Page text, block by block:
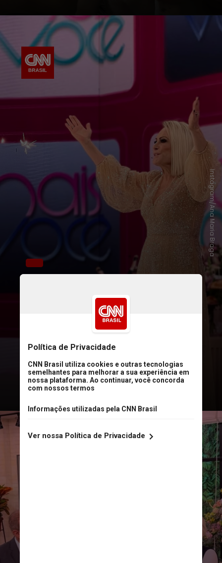
Na competição, com estreia
de 2025, 24 participantes, entre
chefs profissionaise
enfrentarão diferentes desafios na
cozinha
Instagram/Ana Maria Braga